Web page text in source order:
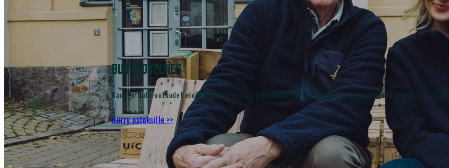
Bubi novelties
Kauden Bubi-uutuudet eivät kirjaimellisesti jätä ketään kylmäksi! Katso upeat fleecet, pipot,
Siirry ostoksille >>